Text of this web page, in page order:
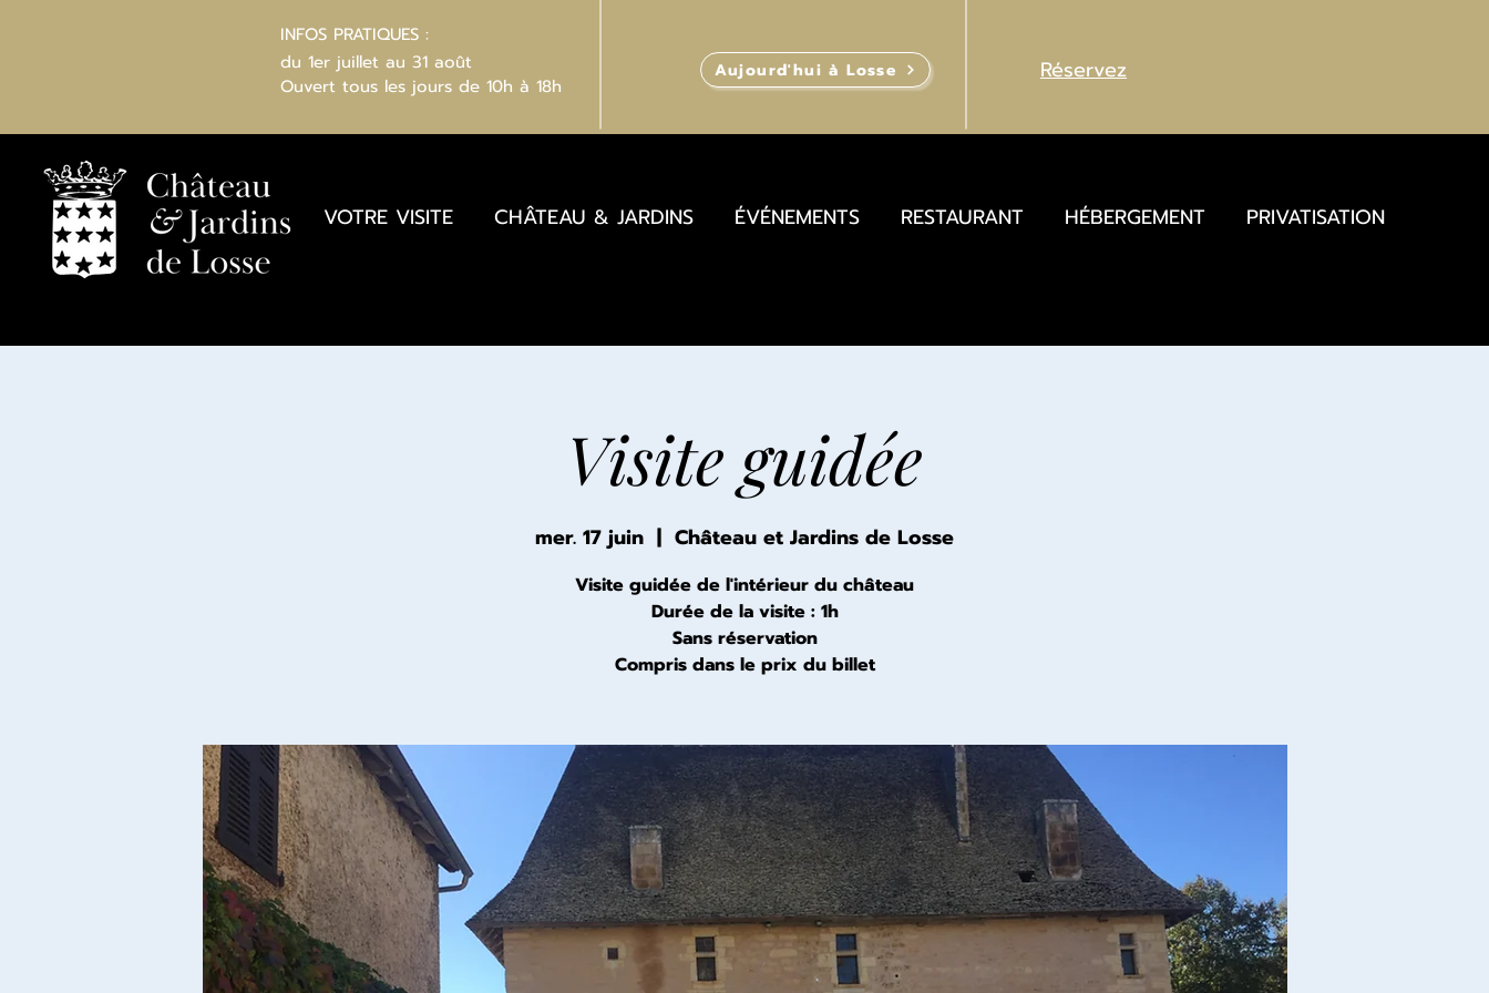
INFOS PRATIQUES :
du 1er juillet au 31 août
Ouvert tous les jours de 10h à 18h
Aujourd'hui à Losse Réservez
VOTRE VISITE CHÂTEAU & JARDINS ÉVÉNEMENTS RESTAURANT HÉBERGEMENT PRIVATISATION
Visite guidée
mer. 17 juin
  |
Château et Jardins de Losse
Visite guidée de l'intérieur du château
Durée de la visite : 1h
Sans réservation
Compris dans le prix du billet